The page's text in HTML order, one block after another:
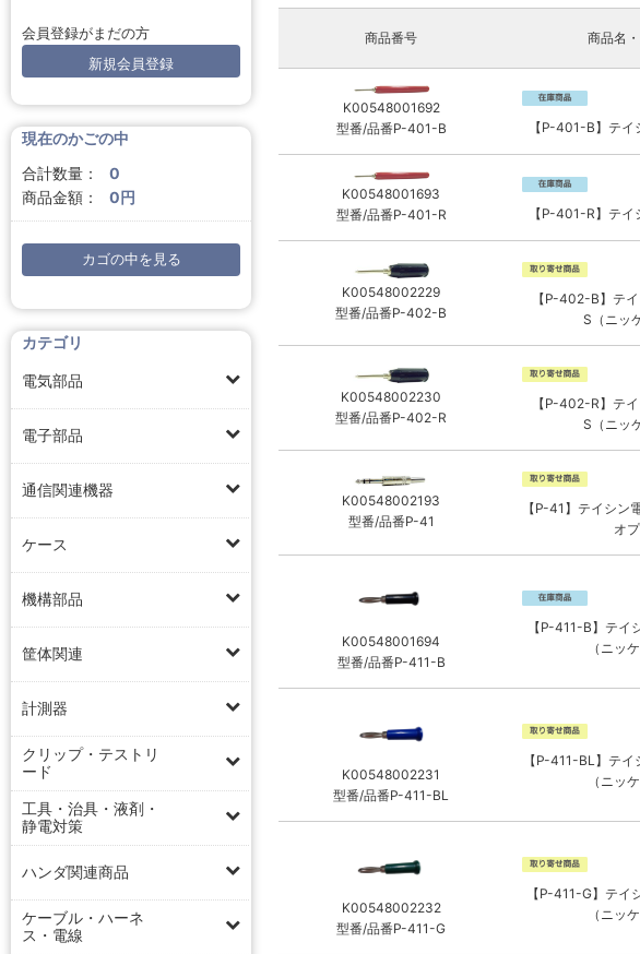
会員登録がまだの方
新規会員登録
現在のかごの中
合計数量：
0
商品金額：
0円
カゴの中を見る
カテゴリ
電気部品
電子部品
通信関連機器
ケース
機構部品
筐体関連
計測器
クリップ・テストリ
ード
工具・治具・液剤・
静電対策
ハンダ関連商品
ケーブル・ハーネ
ス・電線
商品番号 商品名
K00548001692
型番/品番P-401-B
【P-401-B】テ
K00548001693
型番/品番P-401-R
【P-401-R】テ
K00548002229
型番/品番P-402-B
【P-402-B】テ
S（ニッ
K00548002230
型番/品番P-402-R
【P-402-R】テ
S（ニッ
K00548002193
型番/品番P-41
【P-41】テイシ
オ
K00548001694
型番/品番P-411-B
【P-411-B】テイ
（ニッ
K00548002231
型番/品番P-411-BL
【P-411-BL】テ
（ニッ
K00548002232
型番/品番P-411-G
【P-411-G】テイ
（ニッ